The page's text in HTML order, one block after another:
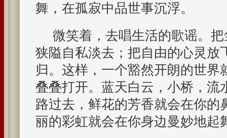
舞，在孤寂中品世事沉浮。
微笑着，去唱生活的歌谣。
狭隘自私淡去；把自由的心灵放
归。这样，一个豁然开朗的世界
叠叠打开。蓝天白云，小桥，
路过去，鲜花的芳香就会在你的
丽的彩虹就会在你身边曼妙地起